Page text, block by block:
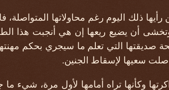
ذلك اليوم رغم محاولاتها المتواصلة،
أن يضيع ريعها إن هي أنجبت هذا
صديقتها التي تعلم ما سيجري بحكم
سعيها لإسقاط الجنين.
وكأنها تراه أمامها لأول مرة، شيء